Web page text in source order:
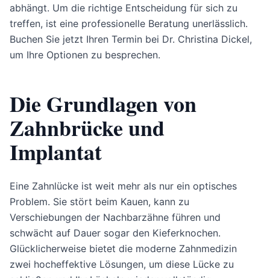
abhängt. Um die richtige Entscheidung für sich zu
treffen, ist eine professionelle Beratung unerlässlich.
Buchen Sie jetzt Ihren Termin bei Dr. Christina Dickel,
um Ihre Optionen zu besprechen.
Die Grundlagen von
Zahnbrücke und
Implantat
Eine Zahnlücke ist weit mehr als nur ein optisches
Problem. Sie stört beim Kauen, kann zu
Verschiebungen der Nachbarzähne führen und
schwächt auf Dauer sogar den Kieferknochen.
Glücklicherweise bietet die moderne Zahnmedizin
zwei hocheffektive Lösungen, um diese Lücke zu